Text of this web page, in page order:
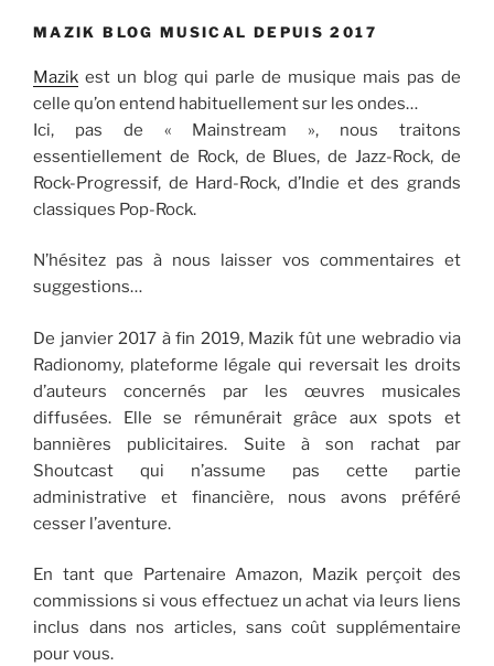
MAZIK BLOG MUSICAL DEPUIS 2017
Mazik est un blog qui parle de musique mais pas de
celle qu’on entend habituellement sur les ondes…
Ici, pas de « Mainstream », nous traitons
essentiellement de Rock, de Blues, de Jazz-Rock, de
Rock-Progressif, de Hard-Rock, d’Indie et des grands
classiques Pop-Rock.
N’hésitez pas à nous laisser vos commentaires et
suggestions…
De janvier 2017 à fin 2019, Mazik fût une webradio via
Radionomy, plateforme légale qui reversait les droits
d’auteurs concernés par les œuvres musicales
diffusées. Elle se rémunérait grâce aux spots et
bannières publicitaires. Suite à son rachat par
Shoutcast qui n’assume pas cette partie
administrative et financière, nous avons préféré
cesser l’aventure.
En tant que Partenaire Amazon, Mazik perçoit des
commissions si vous effectuez un achat via leurs liens
inclus dans nos articles, sans coût supplémentaire
pour vous.